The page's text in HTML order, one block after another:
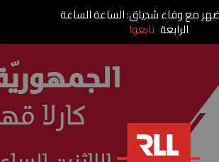
مع وفاء شدياق: الساعة الساعة
الرابعة تابعوا